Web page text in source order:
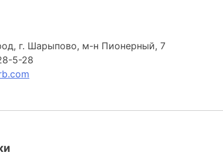
г. Шарыпово, м-н Пионерный, 7
5-28